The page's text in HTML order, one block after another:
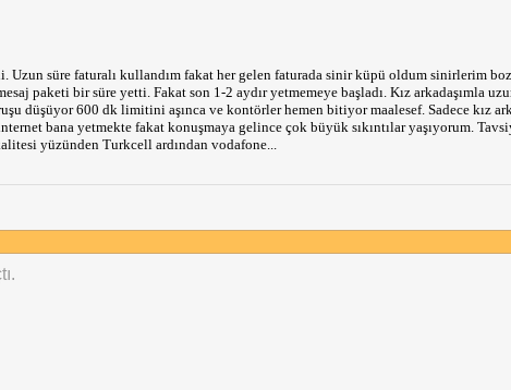
Uzun süre faturalı kullandım fakat her gelen faturada sinir küpü oldum sinirlerim
paketi bir süre yetti. Fakat son 1-2 aydır yetmemeye başladı. Kız arkadaşımla
düşüyor 600 dk limitini aşınca ve kontörler hemen bitiyor maalesef. Sadece kız
bana yetmekte fakat konuşmaya gelince çok büyük sıkıntılar yaşıyorum.
yüzünden Turkcell ardından vodafone...